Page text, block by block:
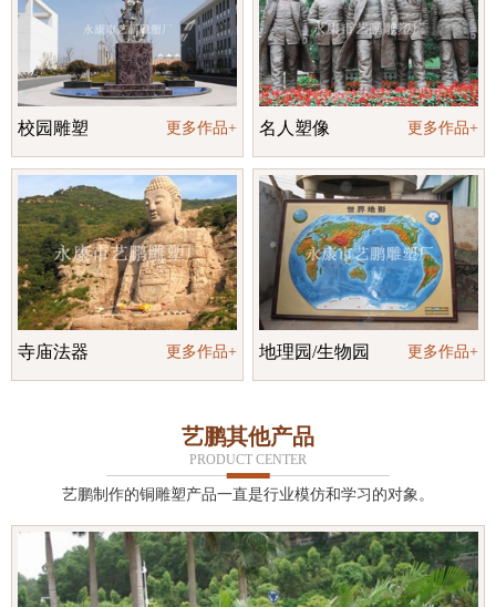
校园雕塑 更多作品+ 名人塑像 更多作品+
寺庙法器 更多作品+ 地理园/生物园 更多作品+
艺鹏其他产品
PRODUCT CENTER
艺鹏制作的铜雕塑产品一直是行业模仿和学习的对象。